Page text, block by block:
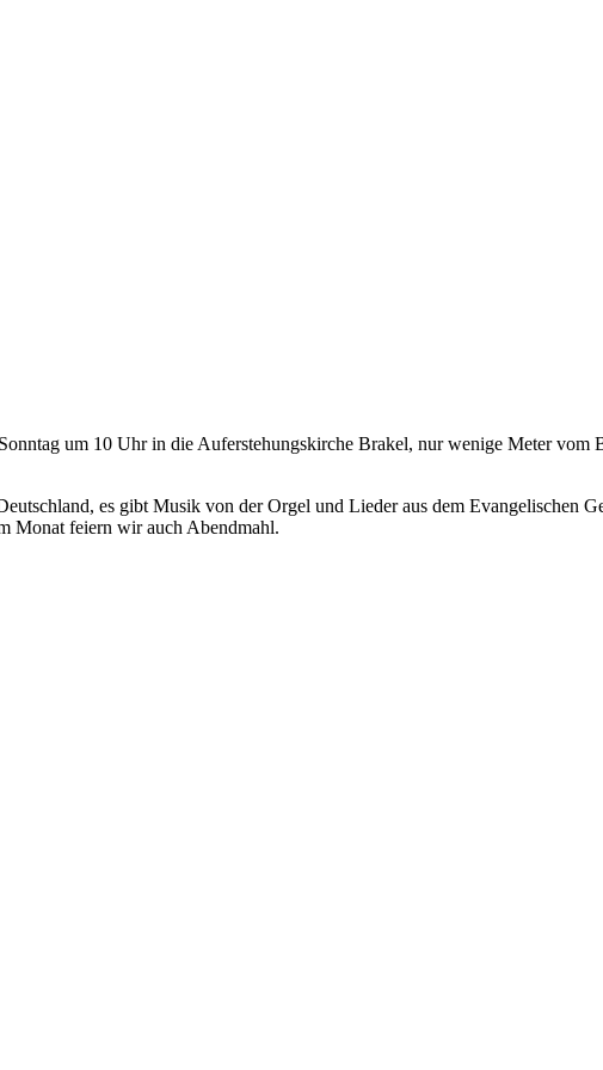
um 10 Uhr in die Auferstehungskirche Brakel, nur wenige Meter vom
es gibt Musik von der Orgel und Lieder aus dem Evangelischen
Monat feiern wir auch Abendmahl.